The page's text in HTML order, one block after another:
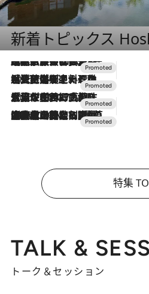
新着トピックス
2026.7.31
【ホテル帰省】という選択肢をOMOが提案。家族とほどよい距離を保つには「昼は実家、夜は気兼ねなくホテルで！」
2026.7.24
【夏限定ディナーコース】旬を迎える稚鮎や花ズッキーニなどをイタリア・トスカーナの郷土料理の手法で満喫！
2026.7.17
「土佐和ハーブかき氷」がOMO7高知に登場！生姜、山椒、大葉など目にも舌にも涼を呼ぶ郷土の味
2026.7.10
NEW OPEN！【界 草津】名湯の地に誕生。趣の異なる2種の温泉と上州ならではの会席・蕎麦割烹など美食を味わう究極の癒やし旅
特集
TALK &
トーク＆セッション